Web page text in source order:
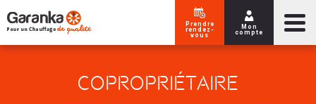
Prendre
rendez-
vous
Mon
compte
COPROPRIÉTAIRE